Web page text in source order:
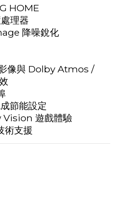
HOME
理器
降噪銳化
像與 Dolby Atmos /
節能設定
遊戲體驗
支援